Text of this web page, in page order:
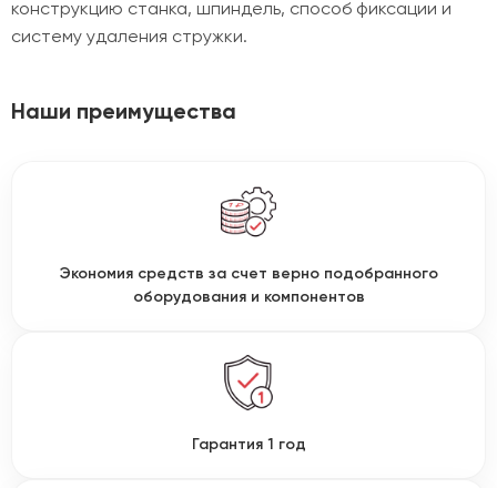
конструкцию станка, шпиндель, способ фиксации и
систему удаления стружки.
Наши преимущества
Экономия средств за счет верно подобранного
оборудования и компонентов
Гарантия 1 год